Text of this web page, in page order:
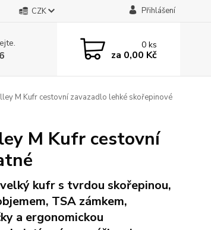
CZK Přihlášení
0ks
za 0,00 Kč
M Kufr cestovní zavazadlo lehké skořepinové
M Kufr cestovní
kufr s tvrdou skořepinou,
TSA zámkem,
a ergonomickou